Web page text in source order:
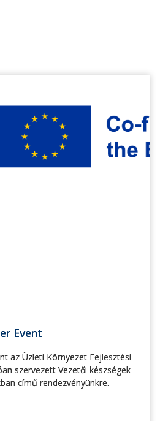
Event
az Üzleti Környezet Fejlesztési
szervezett Vezetői készségek
című rendezvényünkre.